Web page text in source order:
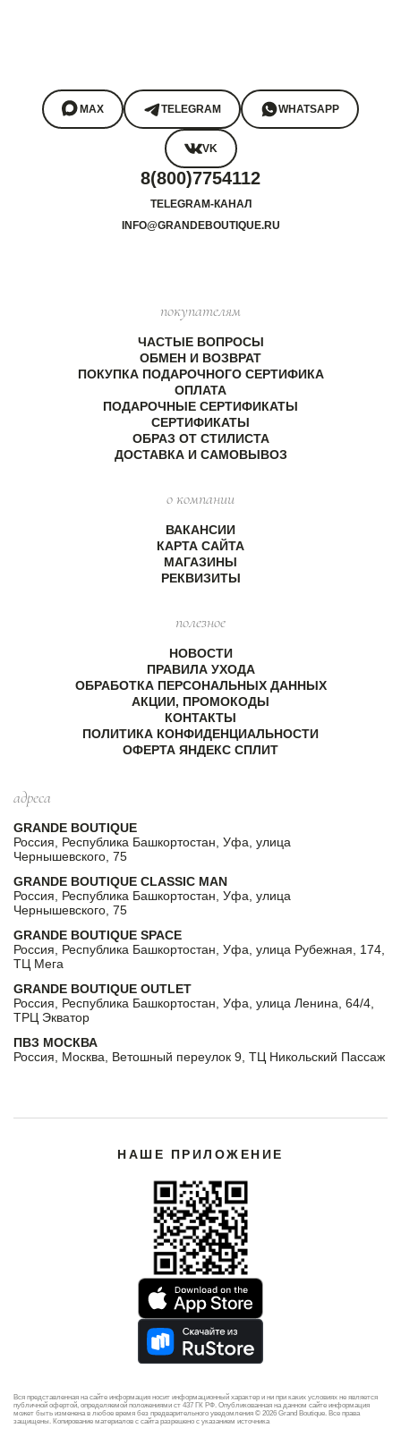
MAX TELEGRAM WHATSAPP
VK
8(800)7754112
TELEGRAM-КАНАЛ
INFO@GRANDEBOUTIQUE.RU
покупателям
ЧАСТЫЕ ВОПРОСЫ
ОБМЕН И ВОЗВРАТ
ПОКУПКА ПОДАРОЧНОГО СЕРТИФИКА
ОПЛАТА
ПОДАРОЧНЫЕ СЕРТИФИКАТЫ
СЕРТИФИКАТЫ
ОБРАЗ ОТ СТИЛИСТА
ДОСТАВКА И САМОВЫВОЗ
о компании
ВАКАНСИИ
КАРТА САЙТА
МАГАЗИНЫ
РЕКВИЗИТЫ
полезное
НОВОСТИ
ПРАВИЛА УХОДА
ОБРАБОТКА ПЕРСОНАЛЬНЫХ ДАННЫХ
АКЦИИ, ПРОМОКОДЫ
КОНТАКТЫ
ПОЛИТИКА КОНФИДЕНЦИАЛЬНОСТИ
ОФЕРТА ЯНДЕКС СПЛИТ
адреса
GRANDE BOUTIQUE
Россия, Республика Башкортостан, Уфа, улица
Чернышевского, 75
GRANDE BOUTIQUE CLASSIC MAN
Россия, Республика Башкортостан, Уфа, улица
Чернышевского, 75
GRANDE BOUTIQUE SPACE
Россия, Республика Башкортостан, Уфа, улица Рубежная, 174,
ТЦ Мега
GRANDE BOUTIQUE OUTLET
Россия, Республика Башкортостан, Уфа, улица Ленина, 64/4,
ТРЦ Экватор
ПВЗ МОСКВА
Россия, Москва, Ветошный переулок 9, ТЦ Никольский Пассаж
НАШЕ ПРИЛОЖЕНИЕ
Вся представленная на сайте информация носит информационный характер и ни при каких условиях не является
публичной офертой, определяемой положениями ст 437 ГК РФ. Опубликованная на данном сайте информация
может быть изменена в любое время без предварительного уведомления © 2026 Grand Boutique. Все права
защищены. Копирование материалов с сайта разрешено с указанием источника